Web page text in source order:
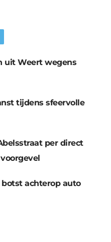
uit Weert wegens
tijdens sfeervolle
per direct
achterop auto